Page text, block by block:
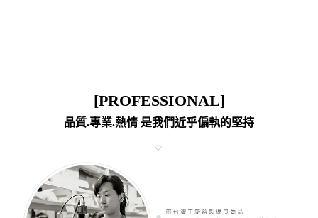
[PROFESSIONAL]
品質.專業.熱情 是我們近乎偏執的堅持